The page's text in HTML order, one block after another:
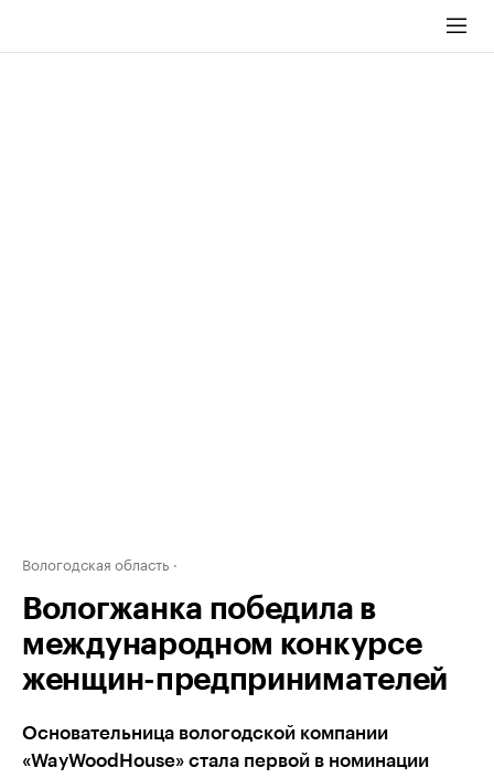
Вологодская область
Вологжанка победила в
международном конкурсе
женщин-предпринимателей
Основательница вологодской компании
«WayWoodHouse» стала первой в номинации